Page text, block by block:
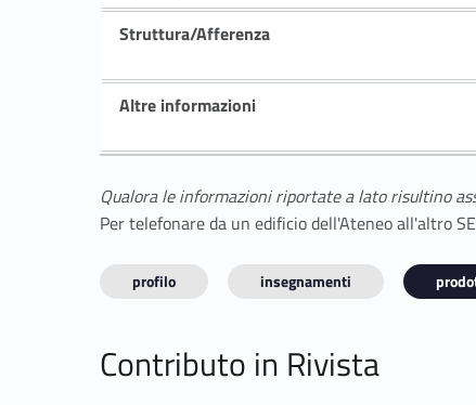
Struttura/Afferenza
Altre informazioni
Qualora le informazioni riportate a lato risultino
Per telefonare da un edificio dell'Ateneo all'altro
profilo insegnamenti
Contributo in Rivista